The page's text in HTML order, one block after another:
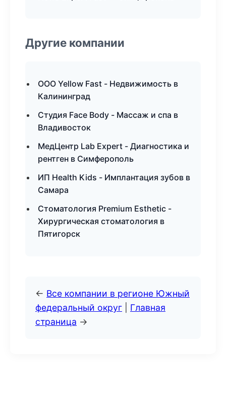
Другие компании
ООО Yellow Fast - Недвижимость в
Калининград
Студия Face Body - Массаж и спа в
Владивосток
МедЦентр Lab Expert - Диагностика и
рентген в Симферополь
ИП Health Kids - Имплантация зубов в
Самара
Стоматология Premium Esthetic -
Хирургическая стоматология в
Пятигорск
← Все компании в регионе Южный
федеральный округ
Главная
страница →